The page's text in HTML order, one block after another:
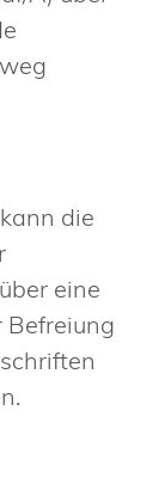
die
eine
Befreiung